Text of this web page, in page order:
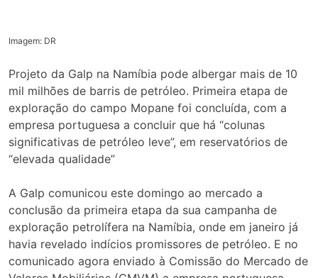
Imagem: DR
Projeto da Galp na Namíbia pode albergar mais de 10
mil milhões de barris de petróleo. Primeira etapa de
exploração do campo Mopane foi concluída, com a
empresa portuguesa a concluir que há “colunas
significativas de petróleo leve”, em reservatórios de
“elevada qualidade”
A Galp comunicou este domingo ao mercado a
conclusão da primeira etapa da sua campanha de
exploração petrolífera na Namíbia, onde em janeiro já
havia revelado indícios promissores de petróleo. E no
comunicado agora enviado à Comissão do Mercado de